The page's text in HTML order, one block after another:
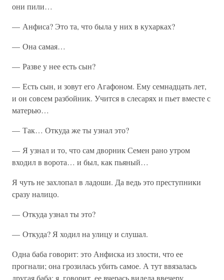
они пили…
— Анфиса? Это та, что была у них в кухарках?
— Она самая…
— Разве у нее есть сын?
— Есть сын, и зовут его Агафоном. Ему семнадцать лет,
и он совсем разбойник. Учится в слесарях и пьет вместе с
матерью…
— Так… Откуда же ты узнал это?
— Я узнал и то, что сам дворник Семен рано утром
входил в ворота… и был, как пьяный…
Я чуть не захлопал в ладоши. Да ведь это преступники
сразу налицо.
— Откуда узнал ты это?
— Откуда? Я ходил на улицу и слушал.
Одна баба говорит: это Анфиска из злости, что ее
прогнали; она грозилась убить самое. А тут ввязалась
другая баба: я, говорит, ее вчерась видела ввечеру